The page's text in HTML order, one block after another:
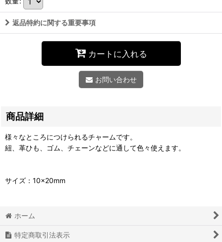
返品特約に関する重要事項
カートに入れる
お問い合わせ
商品詳細
様々なところにつけられるチャームです。
紐、革ひも、ゴム、チェーンなどに通して色々使えます。
サイズ：10×20mm
ホーム
特定商取引法表示